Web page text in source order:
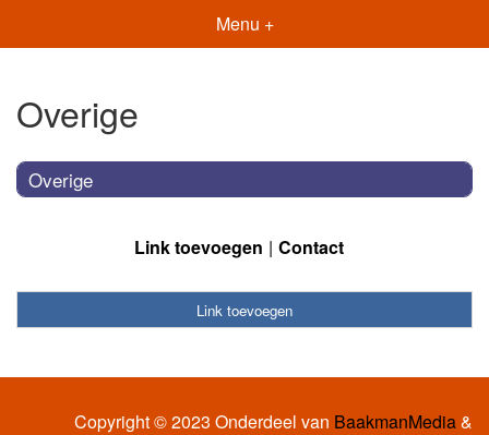
Menu +
Overige
Overige
Link toevoegen Contact
Link toevoegen
Copyright © 2023 Onderdeel van BaakmanMedia&